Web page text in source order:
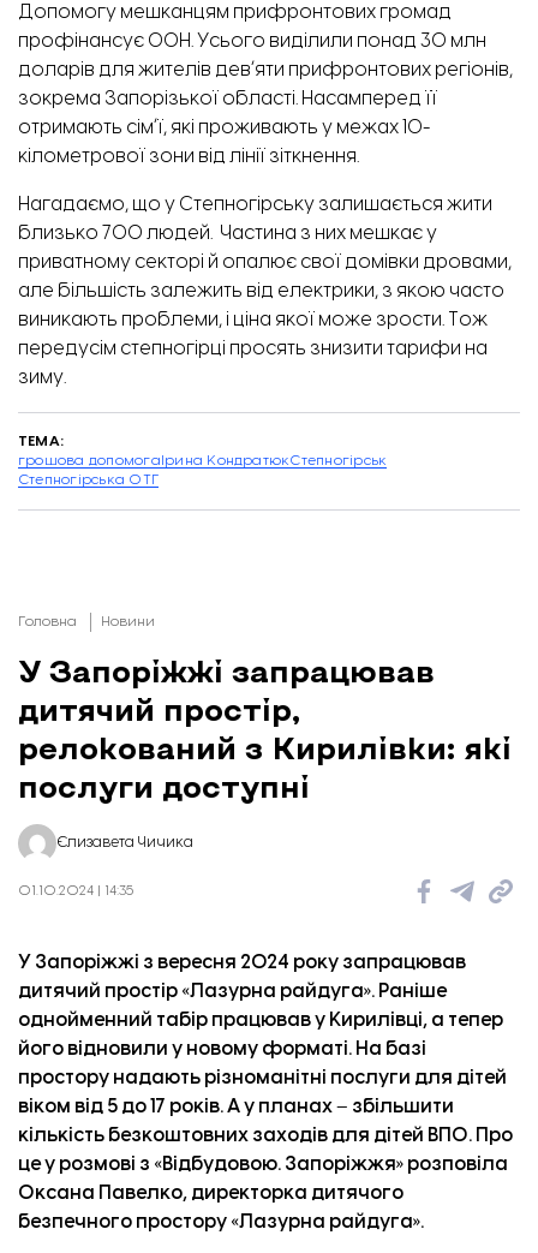
Допомогу мешканцям прифронтових громад
профінансує ООН. Усього виділили понад 30 млн
доларів для жителів девʼяти прифронтових регіонів,
зокрема Запорізької області. Насамперед її
отримають сімʼї, які проживають у межах 10-
кілометрової зони від лінії зіткнення.
Нагадаємо, що у Степногірську залишається жити
близько 700 людей. Частина з них мешкає у
приватному секторі й опалює свої домівки дровами,
але більшість залежить від електрики, з якою часто
виникають проблеми, і ціна якої може зрости. Тож
передусім степногірці просять знизити тарифи на
зиму.
ТЕМА:
грошова допомогаІрина КондратюкСтепногірськ
Степногірська ОТГ
Головна Новини
У Запоріжжі запрацював
дитячий простір,
релокований з Кирилівки: які
послуги доступні
Єлизавета Чичика
01.10.2024 | 14:35
У Запоріжжі з вересня 2024 року запрацював
дитячий простір «Лазурна райдуга»‎. Раніше
однойменний табір працював у Кирилівці, а тепер
його відновили у новому форматі. На базі
простору надають різноманітні послуги для дітей
віком від 5 до 17 років. А у планах– збільшити
кількість безкоштовних заходів для дітей ВПО. Про
це у розмові з «Відбудовою. Запоріжжя» розповіла
Оксана Павелко, директорка дитячого
безпечного простору «Лазурна райдуга»‎.